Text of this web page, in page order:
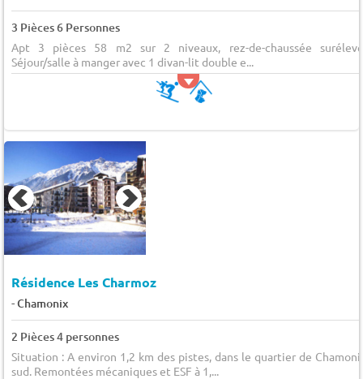
3 Pièces 6 Personnes
Apt 3 pièces 58 m2 sur 2 niveaux, rez-de-chaussée
Séjour/salle à manger avec 1 divan-lit double e...
Résidence Les Charmoz
-Chamonix
2 Pièces 4 personnes
Situation : A environ 1,2 km des pistes, dans le quartier de
sud. Remontées mécaniques et ESF à 1,...